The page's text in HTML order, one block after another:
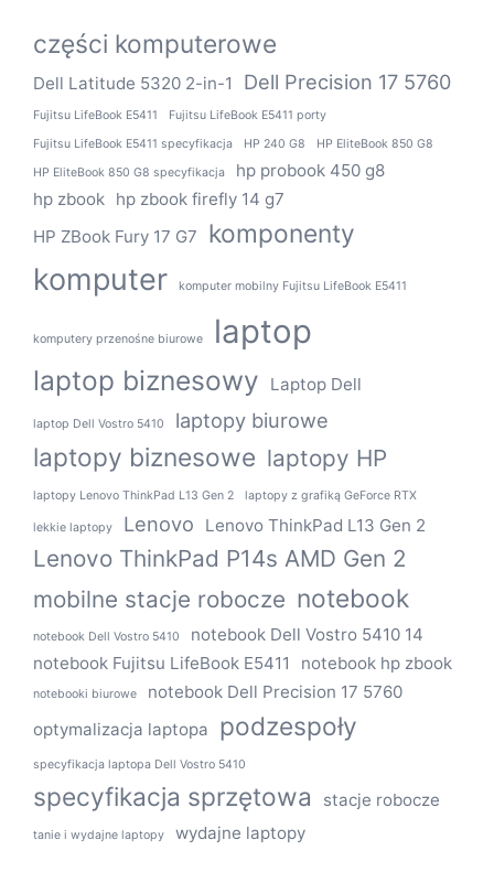
części komputerowe
Dell Latitude 5320 2-in-1 Dell Precision 17 5760
Fujitsu LifeBook E5411
Fujitsu LifeBook E5411 porty
Fujitsu LifeBook E5411 specyfikacja
HP 240 G8
HP EliteBook 850 G8
HP EliteBook 850 G8 specyfikacja
hp probook 450 g8
hp zbook hp zbook firefly 14 g7
HP ZBook Fury 17 G7
komponenty
komputer komputer mobilny Fujitsu LifeBook E5411
komputery przenośne biurowe laptop
laptop biznesowy Laptop Dell
laptop Dell Vostro 5410 laptopy biurowe
laptopy biznesowe laptopy HP
laptopy Lenovo ThinkPad L13 Gen 2 laptopy z grafiką GeForce RTX
lekkie laptopy Lenovo Lenovo ThinkPad L13 Gen 2
Lenovo ThinkPad P14s AMD Gen 2
mobilne stacje robocze notebook
notebook Dell Vostro 5410
notebook Dell Vostro 5410 14
notebook Fujitsu LifeBook E5411
notebook hp zbook
notebooki biurowe
notebook Dell Precision 17 5760
optymalizacja laptopa
podzespoły
specyfikacja laptopa Dell Vostro 5410
specyfikacja sprzętowa stacje robocze
tanie i wydajne laptopy wydajne laptopy